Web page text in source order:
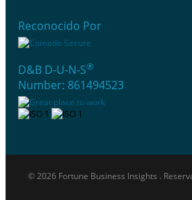
Reconocido Por
D&B D-U-N-S®
Number: 861494523
© 2026 Fortune Business Insights .